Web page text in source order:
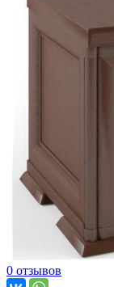
0 отзывов